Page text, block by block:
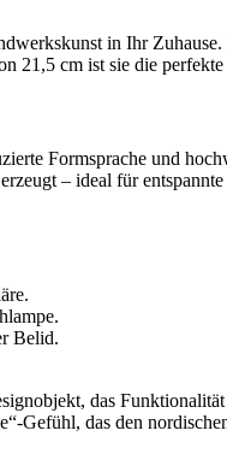
in Ihr
21,5 cm ist sie die
Formsprache und
– ideal für
Belid.
das
Gefühl, das den